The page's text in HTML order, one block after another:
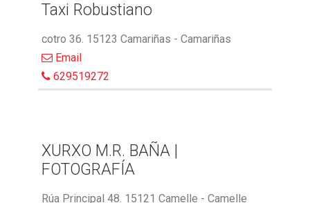
Taxi Robustiano
cotro 36. 15123 Camariñas - Camariñas
Email
629519272
XURXO M.R. BAÑA |
FOTOGRAFÍA
Rúa Principal 48. 15121 Camelle - Camelle